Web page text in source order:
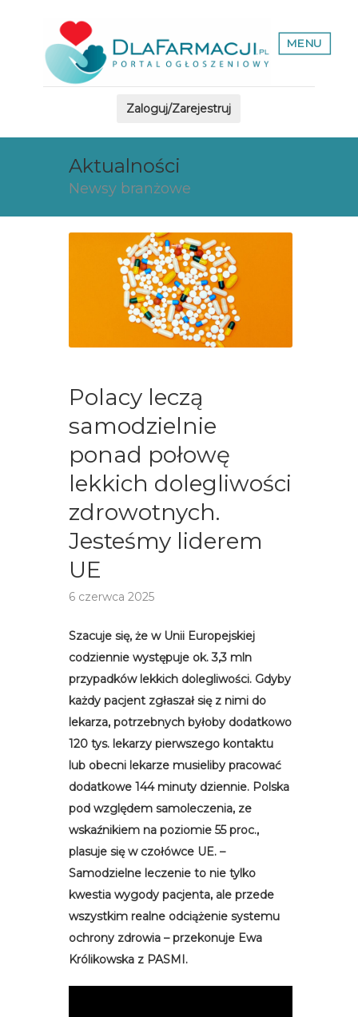
MENU
Zaloguj/Zarejestruj
Aktualności
Newsy branżowe
Polacy leczą
samodzielnie
ponad połowę
lekkich dolegliwości
zdrowotnych.
Jesteśmy liderem
UE
6 czerwca 2025
Szacuje się, że w Unii Europejskiej
codziennie występuje ok. 3,3 mln
przypadków lekkich dolegliwości. Gdyby
każdy pacjent zgłaszał się z nimi do
lekarza, potrzebnych byłoby dodatkowo
120 tys. lekarzy pierwszego kontaktu
lub obecni lekarze musieliby pracować
dodatkowe 144 minuty dziennie. Polska
pod względem samoleczenia, ze
wskaźnikiem na poziomie 55 proc.,
plasuje się w czołówce UE. –
Samodzielne leczenie to nie tylko
kwestia wygody pacjenta, ale przede
wszystkim realne odciążenie systemu
ochrony zdrowia – przekonuje Ewa
Królikowska z PASMI.